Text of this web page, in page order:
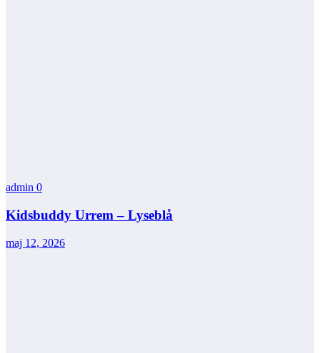
admin 0
Kidsbuddy Urrem – Lyseblå
maj 12, 2026